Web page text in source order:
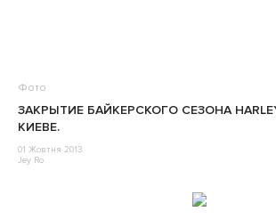
Фото
ЗАКРЫТИЕ БАЙКЕРСКОГО СЕЗОНА
КИЕВЕ.
01 Жовтня 2013
Jey Ro